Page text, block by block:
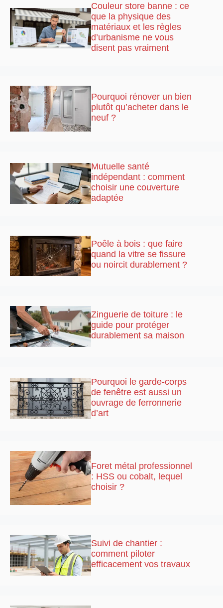
Couleur store banne : ce
que la physique des
matériaux et les règles
d’urbanisme ne vous
disent pas vraiment
Pourquoi rénover un bien
plutôt qu’acheter dans le
neuf ?
Mutuelle santé
indépendant : comment
choisir une couverture
adaptée
Poêle à bois : que faire
quand la vitre se fissure
ou noircit durablement ?
Zinguerie de toiture : le
guide pour protéger
durablement sa maison
Pourquoi le garde-corps
de fenêtre est aussi un
ouvrage de ferronnerie
d’art
Foret métal professionnel
: HSS ou cobalt, lequel
choisir ?
Suivi de chantier :
comment piloter
efficacement vos travaux